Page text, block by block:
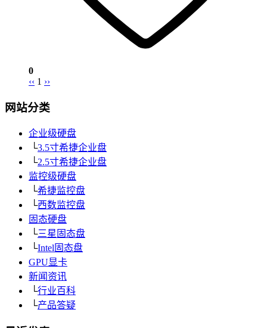
0
‹‹ 1 ››
网站分类
企业级硬盘
└3.5寸希捷企业盘
└2.5寸希捷企业盘
监控级硬盘
└希捷监控盘
└西数监控盘
固态硬盘
└三星固态盘
└Intel固态盘
GPU显卡
新闻资讯
└行业百科
└产品答疑